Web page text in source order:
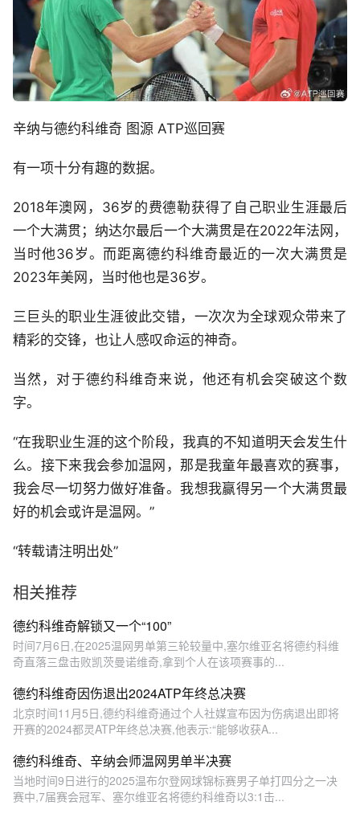
辛纳与德约科维奇 图源 ATP巡回赛
有一项十分有趣的数据。
2018年澳网，36岁的费德勒获得了自己职业生涯最后
一个大满贯；纳达尔最后一个大满贯是在2022年法网，
当时他36岁。而距离德约科维奇最近的一次大满贯是
2023年美网，当时他也是36岁。
三巨头的职业生涯彼此交错，一次次为全球观众带来了
精彩的交锋，也让人感叹命运的神奇。
当然，对于德约科维奇来说，他还有机会突破这个数
字。
“在我职业生涯的这个阶段，我真的不知道明天会发生什
么。接下来我会参加温网，那是我童年最喜欢的赛事，
我会尽一切努力做好准备。我想我赢得另一个大满贯最
好的机会或许是温网。”
“转载请注明出处”
相关推荐
德约科维奇解锁又一个“100”
时间7月6日,在2025温网男单第三轮较量中,塞尔维亚名将德约科维
奇直落三盘击败凯茨曼诺维奇,拿到个人在该项赛事的...
德约科维奇因伤退出2024ATP年终总决赛
北京时间11月5日,德约科维奇通过个人社媒宣布因为伤病退出即将
开赛的2024都灵ATP年终总决赛,他表示:“能够收获A...
德约科维奇、辛纳会师温网男单半决赛
当地时间9日进行的2025温布尔登网球锦标赛男子单打四分之一决
赛中,7届赛会冠军、塞尔维亚名将德约科维奇以3:1击...